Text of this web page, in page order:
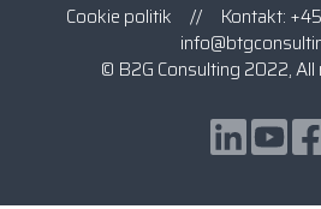
Cookie politik // Kontakt:
© B2G Consulting 2022,